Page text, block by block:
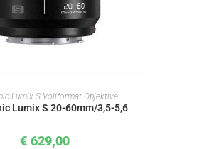
IN DEN WARENKORB
Lumix S Vollformat Objektive
Lumix S 20-60mm/3,5-5,6
€ 629,00